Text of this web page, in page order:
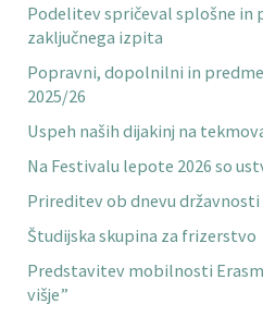
Podelitev spričeval splošne in
zaključnega izpita
Popravni, dopolnilni in
2025/26
Uspeh naših dijakinj na
Na Festivalu lepote 2026 so
Prireditev ob dnevu državnosti
Študijska skupina za frizerstvo
Predstavitev mobilnosti
višje”